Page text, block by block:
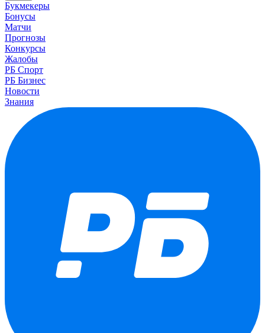
Букмекеры
Бонусы
Матчи
Прогнозы
Конкурсы
Жалобы
РБ Спорт
РБ Бизнес
Новости
Знания